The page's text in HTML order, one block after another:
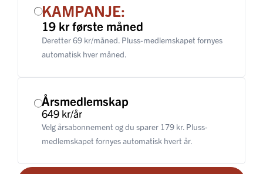
KAMPANJE:
19 kr første måned
Deretter 69 kr/måned. Pluss-medlemskapet fornyes
automatisk hver måned.
Årsmedlemskap
649 kr/år
Velg årsabonnement og du sparer 179 kr. Pluss-
medlemskapet fornyes automatisk hvert år.